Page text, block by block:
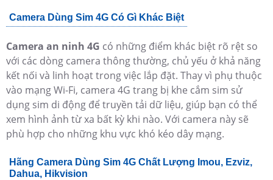
Camera Dùng Sim 4G Có Gì Khác Biệt
Camera an ninh 4G có những điểm khác biệt rõ rệt so
với các dòng camera thông thường, chủ yếu ở khả năng
kết nối và linh hoạt trong việc lắp đặt. Thay vì phụ thuộc
vào mạng Wi-Fi, camera 4G trang bị khe cắm sim sử
dụng sim di động để truyền tải dữ liệu, giúp bạn có thể
xem hình ảnh từ xa bất kỳ khi nào. Với camera này sẽ
phù hợp cho những khu vực khó kéo dây mạng.
Hãng Camera Dùng Sim 4G Chất Lượng Imou, Ezviz,
Dahua, Hikvision